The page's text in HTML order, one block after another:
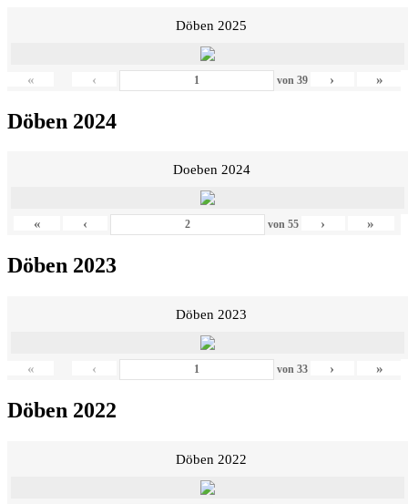
Döben 2025
« ‹ von 39 › »
Döben 2024
Doeben 2024
« ‹ von 55 › »
Döben 2023
Döben 2023
« ‹ von 33 › »
Döben 2022
Döben 2022